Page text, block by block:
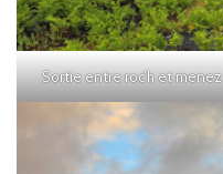
Sortie entre roc’h et menez